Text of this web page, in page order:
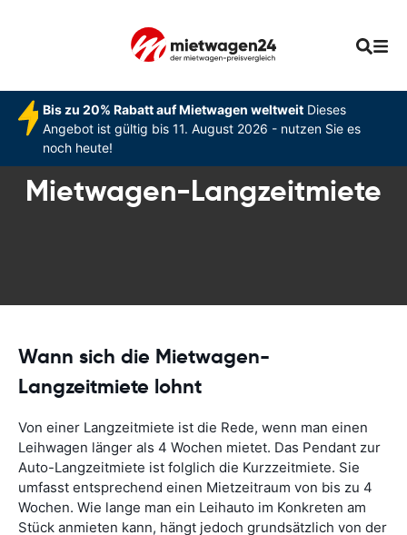
Bis zu 20% Rabatt auf Mietwagen weltweitDieses
Angebot ist gültig bis 11. August 2026 - nutzen Sie es
noch heute!
Mietwagen-Langzeitmiete
Wann sich die Mietwagen-
Langzeitmiete lohnt
Von einer Langzeitmiete ist die Rede, wenn man einen
Leihwagen länger als 4 Wochen mietet. Das Pendant zur
Auto-Langzeitmiete ist folglich die Kurzzeitmiete. Sie
umfasst entsprechend einen Mietzeitraum von bis zu 4
Wochen. Wie lange man ein Leihauto im Konkreten am
Stück anmieten kann, hängt jedoch grundsätzlich von der